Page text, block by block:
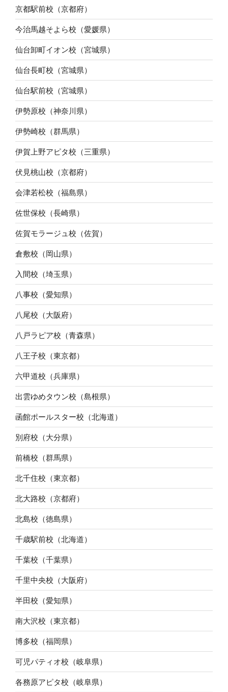
京都駅前校（京都府）
今治馬越そよら校（愛媛県）
仙台卸町イオン校（宮城県）
仙台長町校（宮城県）
仙台駅前校（宮城県）
伊勢原校（神奈川県）
伊勢崎校（群馬県）
伊賀上野アピタ校（三重県）
伏見桃山校（京都府）
会津若松校（福島県）
佐世保校（長崎県）
佐賀モラージュ校（佐賀）
倉敷校（岡山県）
入間校（埼玉県）
八事校（愛知県）
八尾校（大阪府）
八戸ラピア校（青森県）
八王子校（東京都）
六甲道校（兵庫県）
出雲ゆめタウン校（島根県）
函館ポールスター校（北海道）
別府校（大分県）
前橋校（群馬県）
北千住校（東京都）
北大路校（京都府）
北島校（徳島県）
千歳駅前校（北海道）
千葉校（千葉県）
千里中央校（大阪府）
半田校（愛知県）
南大沢校（東京都）
博多校（福岡県）
可児パティオ校（岐阜県）
各務原アピタ校（岐阜県）